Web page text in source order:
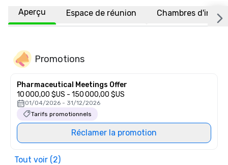
Aperçu Espace de réunion Chambres
Promotions
Pharmaceutical Meetings Offer
10 000,00 $US - 150 000,00 $US
01/04/2026 - 31/12/2026
Tarifs promotionnels
Réclamer la promotion
Tout voir (2)